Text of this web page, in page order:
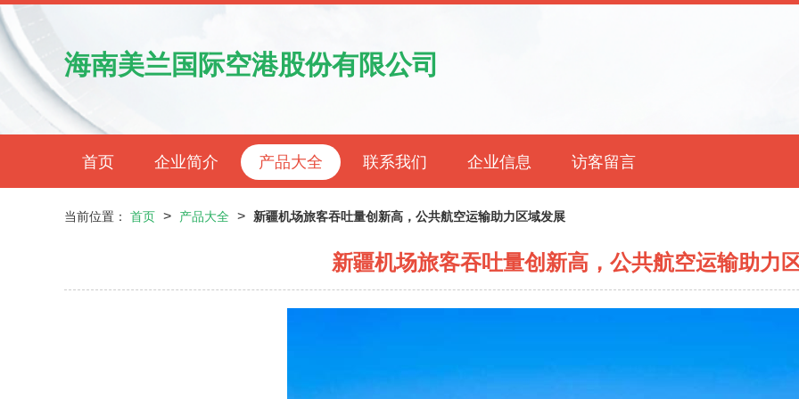
海南美兰国际空港股份有限公司
首页 企业简介 产品大全 联系我们 企业信息 访客留言
当前位置： 首页 > 产品大全 > 新疆机场旅客吞吐量创新高，公共航空运输助力区域发展
新疆机场旅客吞吐量创新高，公共航空运输助力